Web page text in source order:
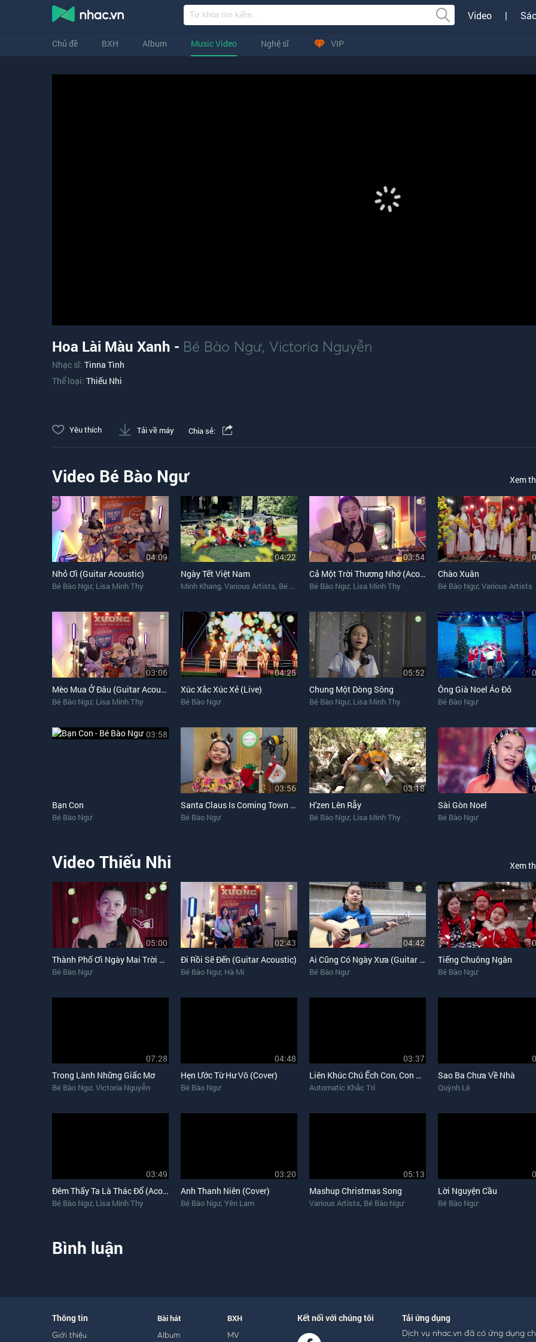
Video |
Chủ đề BXH Album Music Video Nghệ sĩ VIP
Hoa Lài Màu Xanh - Bé Bào Ngư, Victoria Nguyễn
Nhạc sĩ: Tinna Tình
Thể loại: Thiếu Nhi
Yêu thích Tải về máy Chia sẻ:
Video Bé Bào Ngư Xem
04:09
Nhỏ Ơi (Guitar Acoustic)
Bé Bào Ngư, Lisa Minh Thy
04:22
Ngày Tết Việt Nam
Minh Khang, Various Artists, Bé Bào Ngư
03:54
Cả Một Trời Thương Nhớ (Acoustic)
Bé Bào Ngư, Lisa Minh Thy
Chào Xuân
Bé Bào Ngư, Various Artists
03:06
Mèo Mua Ở Đâu (Guitar Acoustic)
Bé Bào Ngư, Lisa Minh Thy
04:25
Xúc Xắc Xúc Xẻ (Live)
Bé Bào Ngư
05:52
Chung Một Dòng Sông
Bé Bào Ngư, Lisa Minh Thy
Ông Già Noel Áo Đỏ
Bé Bào Ngư
03:58
Bạn Con
Bé Bào Ngư
03:56
Santa Claus Is Coming Town (Song Ngữ)
Bé Bào Ngư
03:18
H'zen Lên Rẫy
Bé Bào Ngư, Lisa Minh Thy
Sài Gòn Noel
Bé Bào Ngư
Video Thiếu Nhi Xem
05:00
Thành Phố Ơi Ngày Mai Trời Lại Sáng
Bé Bào Ngư
02:43
Đi Rồi Sẽ Đến (Guitar Acoustic)
Bé Bào Ngư, Hà Mi
04:42
Ai Cũng Có Ngày Xưa (Guitar Version)
Bé Bào Ngư
Tiếng Chuông Ngân
Bé Bào Ngư
07:28
Trong Lành Những Giấc Mơ
Bé Bào Ngư, Victoria Nguyễn
04:48
Hẹn Ước Từ Hư Vô (Cover)
Bé Bào Ngư
03:37
Liên Khúc Chú Ếch Con, Con Cào Cào, Hai Con Thằn Lằn Con
Automatic Khắc Trí
Sao Ba Chưa Về Nhà
Quỳnh Lê
03:49
Đêm Thấy Ta Là Thác Đổ (Acoustic)
Bé Bào Ngư, Lisa Minh Thy
03:20
Anh Thanh Niên (Cover)
Bé Bào Ngư, Yên Lam
05:13
Mashup Christmas Song
Various Artists, Bé Bào Ngư
Lời Nguyện Cầu
Bé Bào Ngư
Bình luận
Thông tin
Giới thiệu
Bài hát
Album
BXH
MV
Kết nối với chúng tôi Tải ứng dụng
Dịch vụ nhac.vn đã có ứng dụng